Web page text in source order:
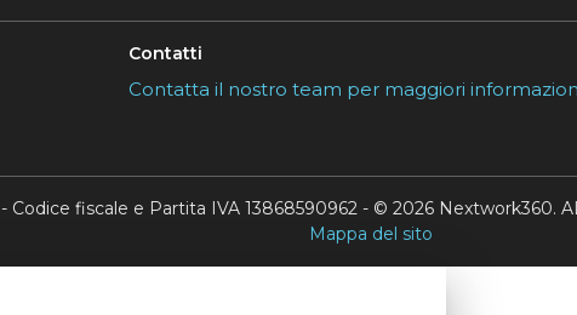
Contatti
Contatta il nostro team per maggiori
Codice fiscale e Partita IVA 13868590962 - © 2026 Nextwork360.
Mappa del sito